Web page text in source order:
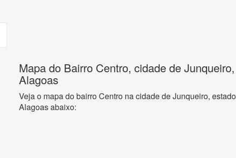
Mapa do Bairro Centro, cidade de Junqueiro,
Alagoas
Veja o mapa do bairro Centro na cidade de Junqueiro, estado
Alagoas abaixo: